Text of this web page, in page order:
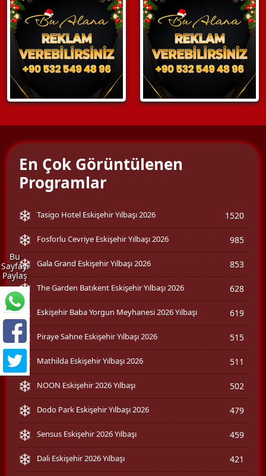
Bu
Sayfayı
Paylaş
En Çok Görüntülenen
Programlar
Tasigo Hotel Eskişehir Yılbaşı 2026 1520
Fosforlu Cevriye Eskişehir Yılbaşı 2026 985
Gala Grand Eskişehir Yılbaşı 2026 853
The Garden Batıkent Eskişehir Yılbaşı 2026 628
Eskişehir Baba Yorgun Meyhanesi 2026 Yılbaşı 619
Piraye Sahne Eskişehir Yılbaşı 2026 515
Mathilda Eskişehir Yılbaşı 2026 511
NOON Eskişehir 2026 Yılbaşı 502
Dodo Park Eskişehir Yılbaşı 2026 479
Sensus Eskişehir 2026 Yılbaşı 459
Dali Eskişehir 2026 Yılbaşı 421